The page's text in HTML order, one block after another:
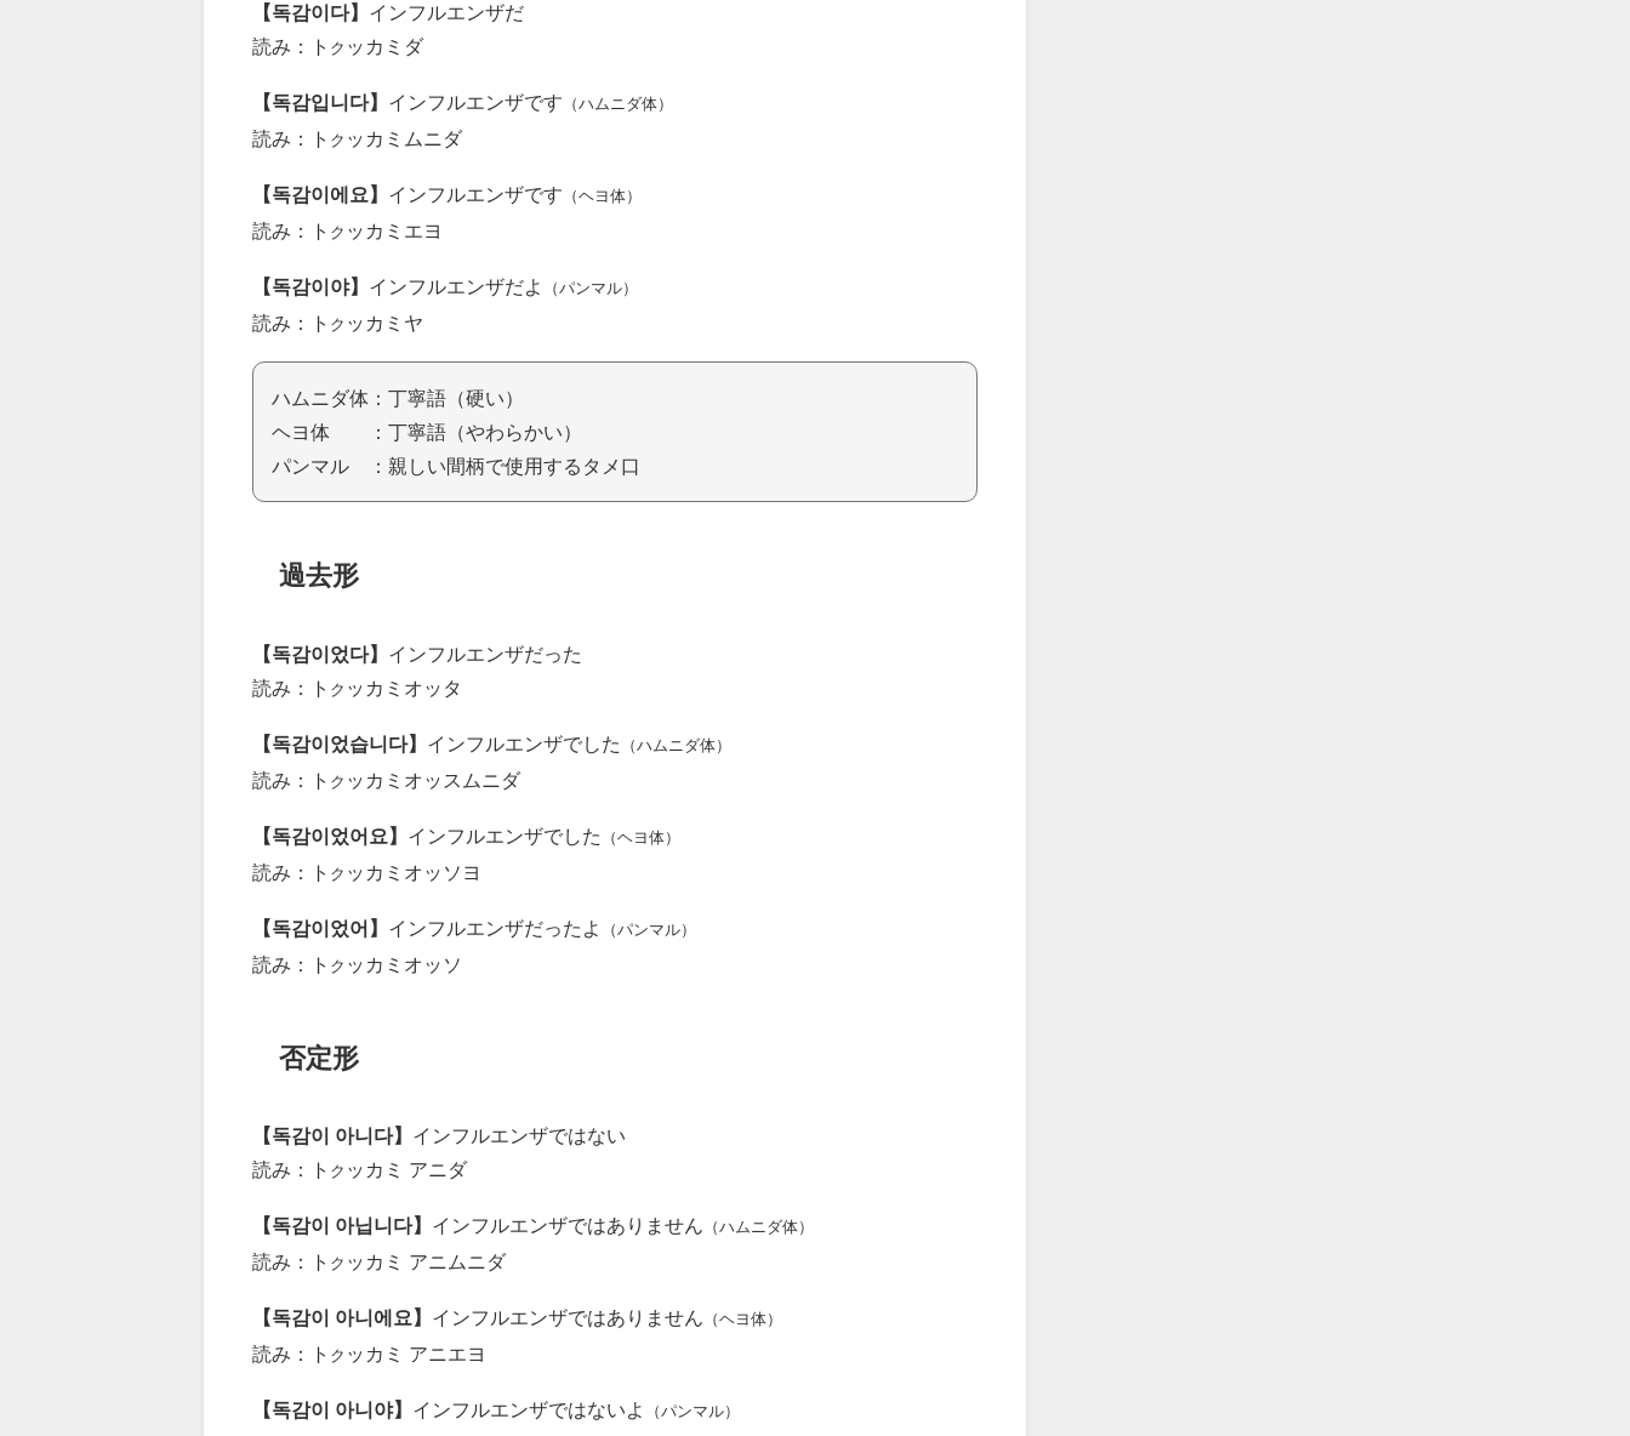
【독감이다】 インフルエンザだ
読み：ト ク ッカミダ
【독감입니다】 インフルエンザです （ハムニダ体）
読み：ト ク ッカミムニダ
【독감이에요】 インフルエンザです （ヘヨ体）
読み：ト ク ッカミエヨ
【독감이야】 インフルエンザだよ （パンマル）
読み：ト ク ッカミヤ
ハムニダ体：丁寧語（硬い）
ヘヨ体 ：丁寧語（やわらかい）
パンマル ：親しい間柄で使用するタメ口
過去形
【독감이었다】 インフルエンザだった
読み：ト ク ッカミオッタ
【독감이었습니다】 インフルエンザでした （ハムニダ体）
読み：ト ク ッカミオッスムニダ
【독감이었어요】 インフルエンザでした （ヘヨ体）
読み：ト ク ッカミオッソヨ
【독감이었어】 インフルエンザだったよ （パンマル）
読み：ト ク ッカミオッソ
否定形
【독감이 아니다】 インフルエンザではない
読み：ト ク ッカミ アニダ
【독감이 아닙니다】 インフルエンザではありません （ハムニダ体）
読み：ト ク ッカミ アニムニダ
【독감이 아니에요】 インフルエンザではありません （ヘヨ体）
読み：ト ク ッカミ アニエヨ
【독감이 아니야】 インフルエンザではないよ （パンマル）